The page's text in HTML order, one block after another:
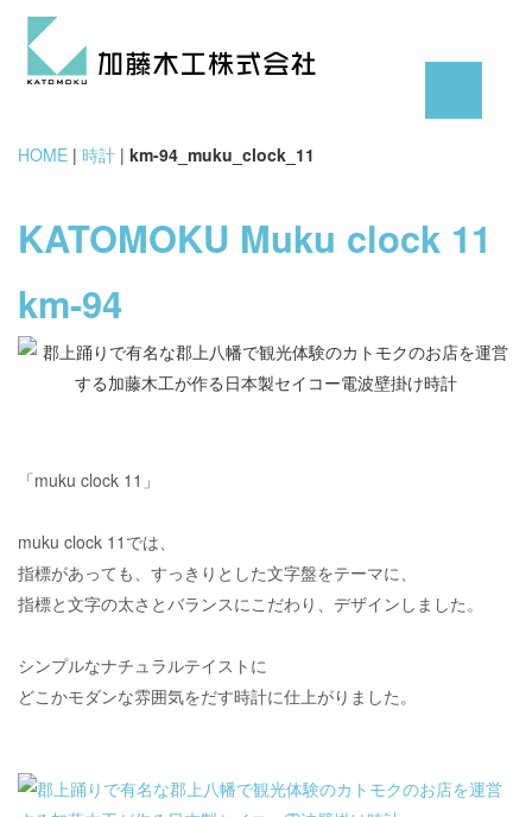
HOME | 時計 | km-94_muku_clock_11
KATOMOKU Muku clock 11
km-94
「muku clock 11」
muku clock 11では、
指標があっても、すっきりとした文字盤をテーマに、
指標と文字の太さとバランスにこだわり、デザインしました。
シンプルなナチュラルテイストに
どこかモダンな雰囲気をだす時計に仕上がりました。